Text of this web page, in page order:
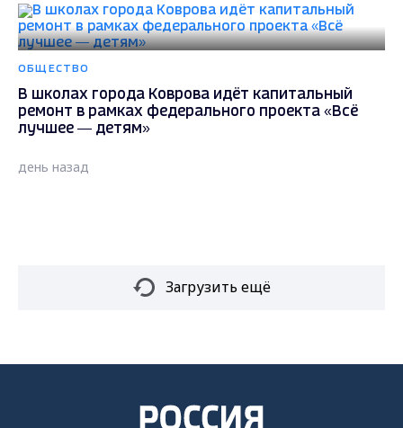
ОБЩЕСТВО
В школах города Коврова идёт капитальный
ремонт в рамках федерального проекта «Всё
лучшее — детям»
день назад
Загрузить ещё